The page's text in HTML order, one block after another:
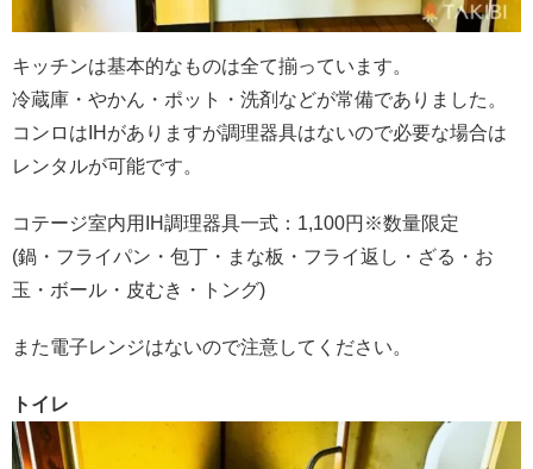
キッチンは基本的なものは全て揃っています。
冷蔵庫・やかん・ポット・洗剤などが常備でありました。
コンロはIHがありますが調理器具はないので必要な場合は
レンタルが可能です。
コテージ室内用IH調理器具一式：1,100円※数量限定
(鍋・フライパン・包丁・まな板・フライ返し・ざる・お
玉・ボール・皮むき・トング)
また電子レンジはないので注意してください。
トイレ